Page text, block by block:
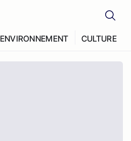
ENVIRONNEMENT CULTURE